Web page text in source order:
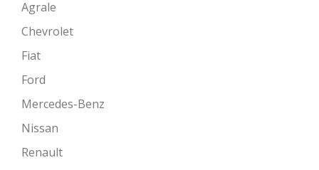
Agrale
Chevrolet
Fiat
Ford
Mercedes-Benz
Nissan
Renault